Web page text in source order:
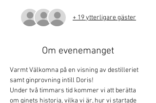
+ 19 ytterligare gäster
Om evenemanget
Varmt Välkomna på en visning av destilleriet
samt ginprovning intill Doris!
Under två timmars tid kommer vi att berätta
om ginets historia, vilka vi är, hur vi startade